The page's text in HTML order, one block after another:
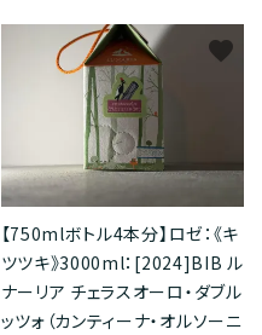
【750mlボトル4本分】ロゼ：《キ
ツツキ》3000ml：[2024]BIB ル
ナーリア チェラスオーロ・ダブル
ッツォ（カンティーナ・オルソーニ
favorite